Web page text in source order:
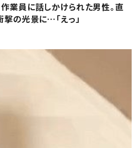
業員に話しかけられた男性。直
撃の光景に…「えっ」